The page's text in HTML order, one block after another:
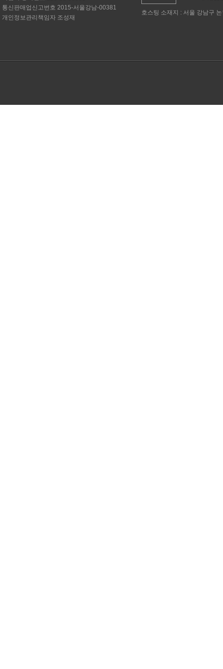
통신판매업신고번호 2015-서울강남-00381
개인정보관리책임자 조성재
호스팅 소재지 : 서울 강남구